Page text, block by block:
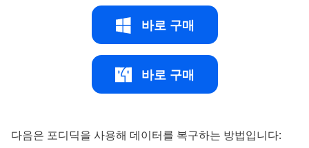
바로 구매
바로 구매
다음은 포디딕을 사용해 데이터를 복구하는 방법입니다: